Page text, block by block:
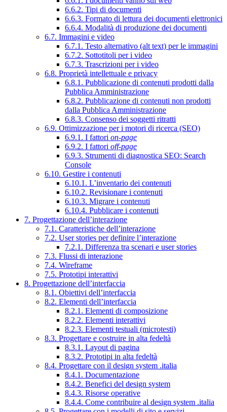
6.6.2. Tipi di documenti
6.6.3. Formato di lettura dei documenti elettronici
6.6.4. Modalità di produzione dei documenti
6.7. Immagini e video
6.7.1. Testo alternativo (alt text) per le immagini
6.7.2. Sottotitoli per i video
6.7.3. Trascrizioni per i video
6.8. Proprietà intellettuale e privacy
6.8.1. Pubblicazione di contenuti prodotti dalla
Pubblica Amministrazione
6.8.2. Pubblicazione di contenuti non prodotti
dalla Pubblica Amministrazione
6.8.3. Consenso dei soggetti ritratti
6.9. Ottimizzazione per i motori di ricerca (SEO)
6.9.1. I fattori on-page
6.9.2. I fattori off-page
6.9.3. Strumenti di diagnostica SEO: Search
Console
6.10. Gestire i contenuti
6.10.1. L’inventario dei contenuti
6.10.2. Revisionare i contenuti
6.10.3. Migrare i contenuti
6.10.4. Pubblicare i contenuti
7. Progettazione dell’interazione
7.1. Caratteristiche dell’interazione
7.2. User stories per definire l’interazione
7.2.1. Differenza tra scenari e user stories
7.3. Flussi di interazione
7.4. Wireframe
7.5. Prototipi interattivi
8. Progettazione dell’interfaccia
8.1. Obiettivi dell’interfaccia
8.2. Elementi dell’interfaccia
8.2.1. Elementi di composizione
8.2.2. Elementi interattivi
8.2.3. Elementi testuali (microtesti)
8.3. Progettare e costruire in alta fedeltà
8.3.1. Layout di pagina
8.3.2. Prototipi in alta fedeltà
8.4. Progettare con il design system .italia
8.4.1. Documentazione
8.4.2. Benefici del design system
8.4.3. Risorse operative
8.4.4. Come contribuire al design system .italia